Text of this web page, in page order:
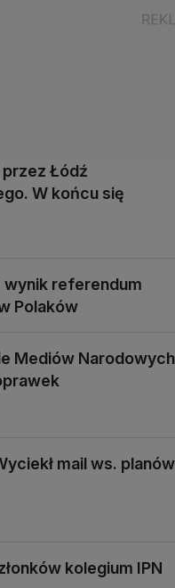
przez Łódź
W końcu się
wynik referendum
Polaków
Mediów Narodowych
mail ws. planów
kolegium IPN